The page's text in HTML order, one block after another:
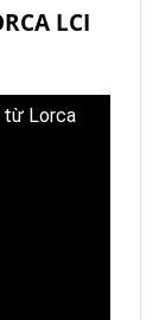
LCI
từ Lorca